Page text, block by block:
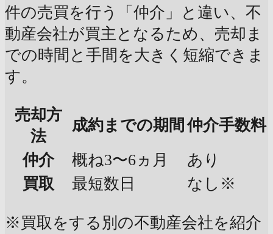
件の売買を行う「仲介」と違い、不
動産会社が買主となるため、売却ま
での時間と手間を大きく短縮できま
す。
売却方
法
成約までの期間 仲介手数料
仲介
概ね3〜6ヵ月
あり
買取
最短数日 なし※
※買取をする別の不動産会社を紹介